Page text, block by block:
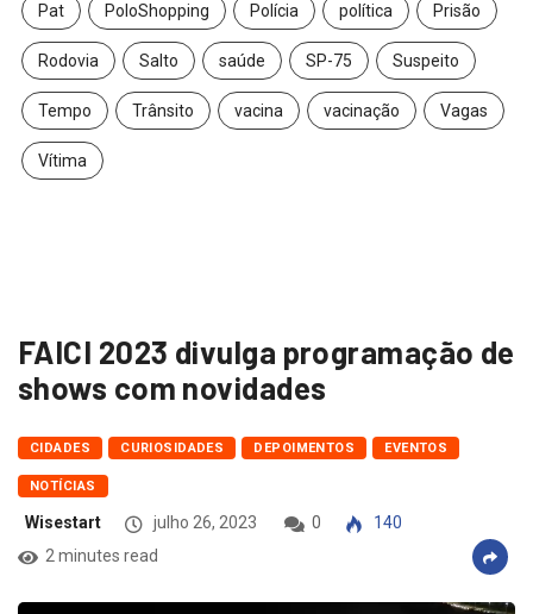
Pat PoloShopping Polícia política Prisão
Rodovia Salto saúde SP-75 Suspeito
Tempo Trânsito vacina vacinação Vagas
Vítima
FAICI 2023 divulga programação de
shows com novidades
CIDADES CURIOSIDADES DEPOIMENTOS EVENTOS
NOTÍCIAS
Wisestart julho 26, 2023 0
140
2 minutes read